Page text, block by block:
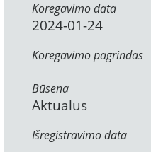
Koregavimo data
2024-01-24
Koregavimo pagrindas
Būsena
Aktualus
Išregistravimo data